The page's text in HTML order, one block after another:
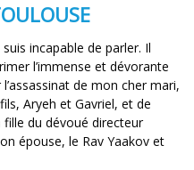
incapable de parler. Il
l’immense et dévorante
de mon cher mari,
Aryeh et Gavriel, et de
du dévoué directeur
épouse, le Rav Yaakov et